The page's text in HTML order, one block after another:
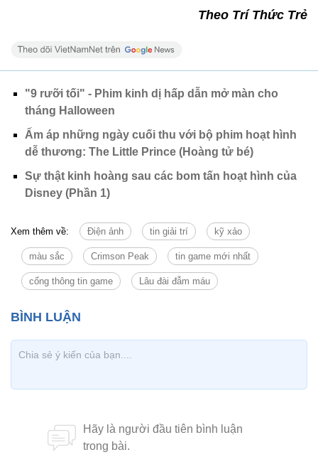
Theo Trí Thức Trẻ
"9 rưỡi tối" - Phim kinh dị hấp dẫn mở màn cho
tháng Halloween
Ấm áp những ngày cuối thu với bộ phim hoạt hình
dễ thương: The Little Prince (Hoàng tử bé)
Sự thật kinh hoàng sau các bom tấn hoạt hình của
Disney (Phần 1)
Xem thêm về: Điện ảnh tin giải trí kỹ xảo
màu sắc Crimson Peak tin game mới nhất
cổng thông tin game Lâu đài đẫm máu